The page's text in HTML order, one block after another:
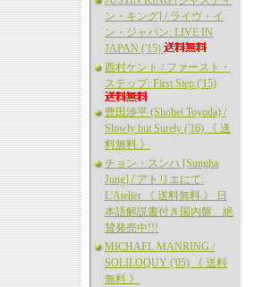
ン・キング] / ライヴ・イ
ン・ジャパン: LIVE IN
JAPAN ('15)
西村ケント / ファースト・
ステップ: First Step ('15)
豊田渉平 (Shohei Toyoda) /
Slowly but Surely ('16) 《 送
料無料 》
チョン・スンハ [Sungha
Jung] / アトリエにて:
L'Atelier 《 送料無料 》 日
本語解説書付き国内盤、絶
賛発売中!!!
MICHAEL MANRING /
SOLILOQUY ('05) 《 送料
無料 》